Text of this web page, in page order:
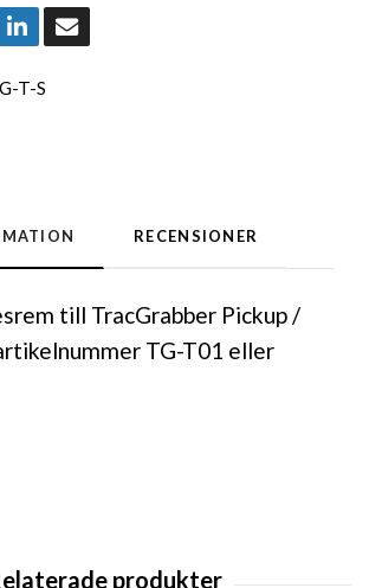
T-S
RECENSIONER
till TracGrabber Pickup /
TG-T01 eller